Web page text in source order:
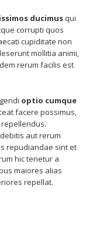
ducimusqui
corrupti quos
cupiditate non
mollitia animi,
rerum facilis est
optio cumque
facere possimus,
aut rerum
repudiandae sint et
hic tenetur a
maiores alias
repellat.